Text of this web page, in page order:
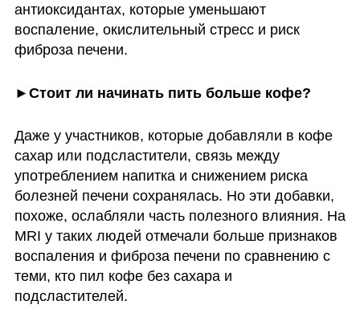
антиоксидантах, которые уменьшают
воспаление, окислительный стресс и риск
фиброза печени.
►Стоит ли начинать пить больше кофе?
Даже у участников, которые добавляли в кофе
сахар или подсластители, связь между
употреблением напитка и снижением риска
болезней печени сохранялась. Но эти добавки,
похоже, ослабляли часть полезного влияния. На
MRI у таких людей отмечали больше признаков
воспаления и фиброза печени по сравнению с
теми, кто пил кофе без сахара и
подсластителей.